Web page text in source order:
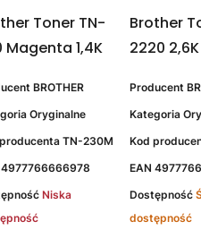
Toner TN-
Magenta 1,4K
BROTHER
Oryginalne
TN-230M
4977766666978
Niska
Brother
2220 2,6K
Producent
Kategoria
Kod
EAN
Dostępność
dostępność